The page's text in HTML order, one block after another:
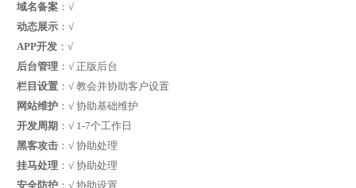
域名备案：√
动态展示：√
APP开发：√
后台管理：√ 正版后台
栏目设置：√ 教会并协助客户设置
网站维护：√ 协助基础维护
开发周期 ：√ 1-7个工作日
黑客攻击：√ 协助处理
挂马处理：√ 协助处理
安全防护：√ 协助设置